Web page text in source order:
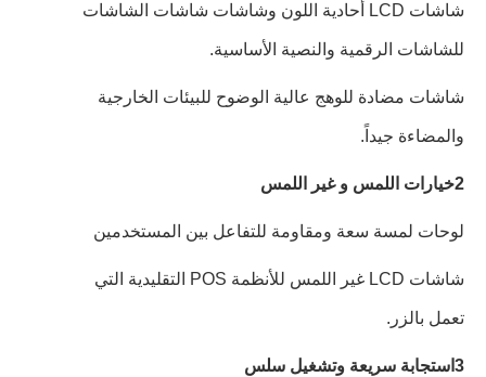
شاشات LCD أحادية اللون وشاشات شاشات الشاشات
للشاشات الرقمية والنصية الأساسية.
شاشات مضادة للوهج عالية الوضوح للبيئات الخارجية
والمضاءة جيداً.
2خيارات اللمس و غير اللمس
لوحات لمسة سعة ومقاومة للتفاعل بين المستخدمين
شاشات LCD غير اللمس للأنظمة POS التقليدية التي
تعمل بالزر.
3استجابة سريعة وتشغيل سلس